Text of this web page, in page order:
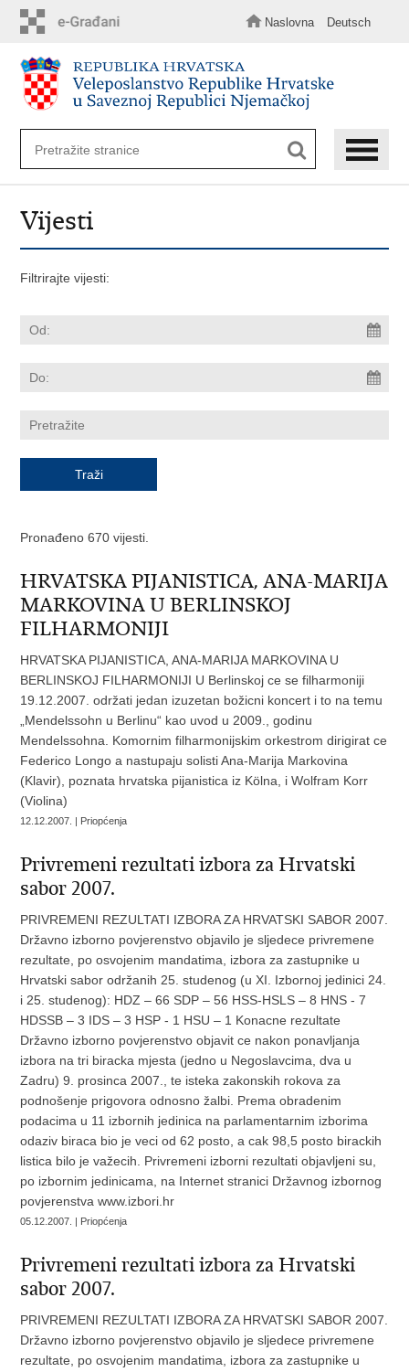
sadržaj
Naslovna Deutsch
Vijesti
Filtrirajte vijesti:
Pronađeno 670 vijesti.
HRVATSKA PIJANISTICA, ANA-MARIJA
MARKOVINA U BERLINSKOJ
FILHARMONIJI
HRVATSKA PIJANISTICA, ANA-MARIJA MARKOVINA U
BERLINSKOJ FILHARMONIJI U Berlinskoj ce se filharmoniji
19.12.2007. održati jedan izuzetan božicni koncert i to na temu
„Mendelssohn u Berlinu“ kao uvod u 2009., godinu
Mendelssohna. Komornim filharmonijskim orkestrom dirigirat ce
Federico Longo a nastupaju solisti Ana-Marija Markovina
(Klavir), poznata hrvatska pijanistica iz Kölna, i Wolfram Korr
(Violina)
12.12.2007. | Priopćenja
Privremeni rezultati izbora za Hrvatski
sabor 2007.
PRIVREMENI REZULTATI IZBORA ZA HRVATSKI SABOR 2007.
Državno izborno povjerenstvo objavilo je sljedece privremene
rezultate, po osvojenim mandatima, izbora za zastupnike u
Hrvatski sabor održanih 25. studenog (u XI. Izbornoj jedinici 24.
i 25. studenog): HDZ – 66 SDP – 56 HSS-HSLS – 8 HNS - 7
HDSSB – 3 IDS – 3 HSP - 1 HSU – 1 Konacne rezultate
Državno izborno povjerenstvo objavit ce nakon ponavljanja
izbora na tri biracka mjesta (jedno u Negoslavcima, dva u
Zadru) 9. prosinca 2007., te isteka zakonskih rokova za
podnošenje prigovora odnosno žalbi. Prema obradenim
podacima u 11 izbornih jedinica na parlamentarnim izborima
odaziv biraca bio je veci od 62 posto, a cak 98,5 posto birackih
listica bilo je važecih. Privremeni izborni rezultati objavljeni su,
po izbornim jedinicama, na Internet stranici Državnog izbornog
povjerenstva www.izbori.hr
05.12.2007. | Priopćenja
Privremeni rezultati izbora za Hrvatski
sabor 2007.
PRIVREMENI REZULTATI IZBORA ZA HRVATSKI SABOR 2007.
Državno izborno povjerenstvo objavilo je sljedece privremene
rezultate, po osvojenim mandatima, izbora za zastupnike u